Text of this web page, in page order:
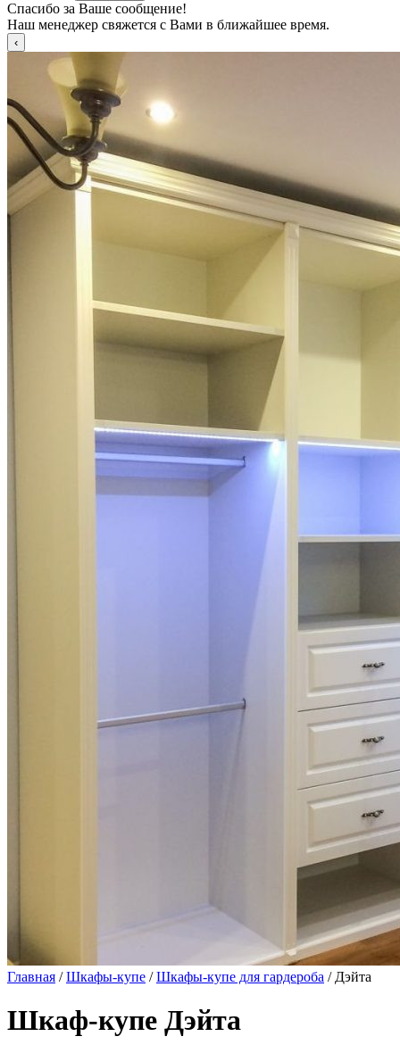
Спасибо за Ваше сообщение!
Наш менеджер свяжется с Вами в ближайшее время.
Главная /Шкафы-купе /Шкафы-купе для гардероба / Дэйта
Шкаф-купе Дэйта